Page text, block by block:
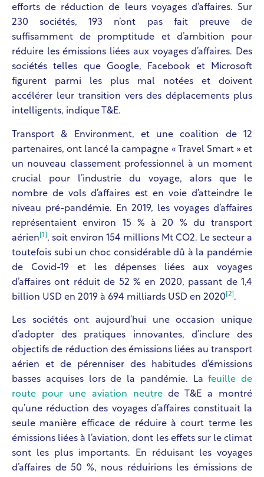
efforts de réduction de leurs voyages d’affaires. Sur
230 sociétés, 193 n’ont pas fait preuve de
suffisamment de promptitude et d’ambition pour
réduire les émissions liées aux voyages d’affaires. Des
sociétés telles que Google, Facebook et Microsoft
figurent parmi les plus mal notées et doivent
accélérer leur transition vers des déplacements plus
intelligents, indique T&E.
Transport & Environment, et une coalition de 12
partenaires, ont lancé la campagne « Travel Smart » et
un nouveau classement professionnel à un moment
crucial pour l’industrie du voyage, alors que le
nombre de vols d’affaires est en voie d’atteindre le
niveau pré-pandémie. En 2019, les voyages d’affaires
représentaient environ 15 % à 20 % du transport
aérien [1] , soit environ 154 millions Mt CO2. Le secteur a
toutefois subi un choc considérable dû à la pandémie
de Covid-19 et les dépenses liées aux voyages
d’affaires ont réduit de 52 % en 2020, passant de 1,4
billion USD en 2019 à 694 milliards USD en 2020 [2] .
Les sociétés ont aujourd’hui une occasion unique
d’adopter des pratiques innovantes, d’inclure des
objectifs de réduction des émissions liées au transport
aérien et de pérenniser des habitudes d’émissions
basses acquises lors de la pandémie. Lafeuille de
route pour une aviation neutrede T&E a montré
qu’une réduction des voyages d’affaires constituait la
seule manière efficace de réduire à court terme les
émissions liées à l’aviation, dont les effets sur le climat
sont les plus importants. En réduisant les voyages
d’affaires de 50 %, nous réduirions les émissions de